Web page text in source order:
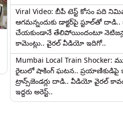
Viral Video: బీపీ టెస్ట్‌ కోసం పది
ఆగమన్నందుకు డాక్టర్‌పై స్టూల్‌తో
చేయకుండానే తేలిపోయిందంటూ
కామెంట్లు.. వైరల్ వీడియో ఇదిగో..
Mumbai Local Train Shocker:
రైలులో షాకింగ్ ఘటన.. ప్రయాణికుడిపై
ట్రాన్స్‌జెండర్లు దాడి.. వీడియో వైరల్
ఇద్దరు అరెస్ట్..